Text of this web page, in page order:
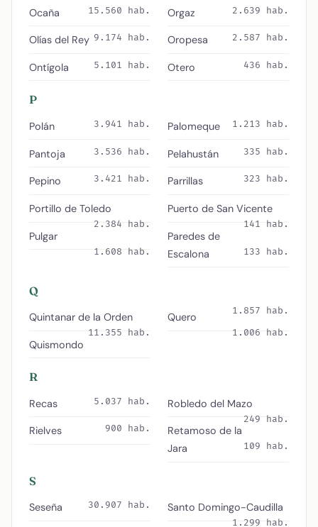
Ocaña 15.560 hab.
Olías del Rey 9.174 hab.
Ontígola 5.101 hab.
Orgaz 2.639 hab.
Oropesa 2.587 hab.
Otero 436 hab.
P
Polán 3.941 hab.
Pantoja 3.536 hab.
Pepino 3.421 hab.
Portillo de Toledo
2.384 hab.
Pulgar
1.608 hab.
Palomeque 1.213 hab.
Pelahustán 335 hab.
Parrillas 323 hab.
Puerto de San Vicente
141 hab.
Paredes de
Escalona
133 hab.
Q
Quintanar de la Orden
11.355 hab.
Quismondo
1.857 hab.
Quero
1.006 hab.
R
Recas 5.037 hab.
Rielves 900 hab.
Robledo del Mazo
249 hab.
Retamoso de la
Jara
109 hab.
S
Seseña 30.907 hab. Santo Domingo-Caudilla
1.299 hab.